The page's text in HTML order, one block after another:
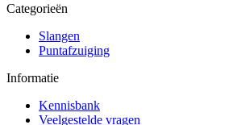
Categorieën
Slangen
Puntafzuiging
Informatie
Kennisbank
Veelgestelde vragen